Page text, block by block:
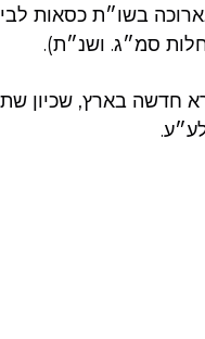
בשו״ת כסאות
סמ״ג. ושנ״ת).
חדשה בארץ, שכיון